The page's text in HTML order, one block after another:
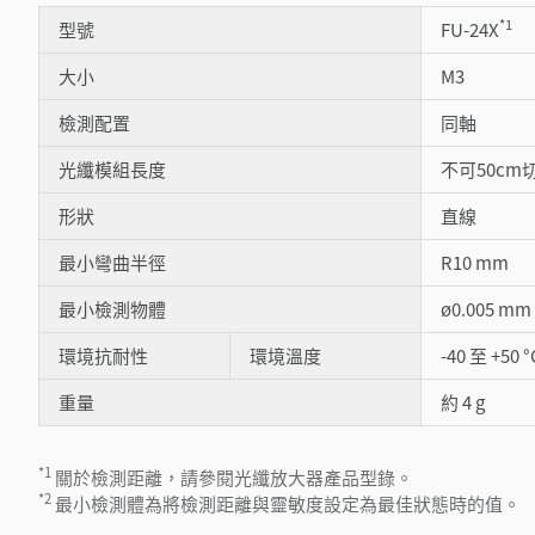
型號 FU-24X*1
大小
M3
檢測配置
同軸
光纖模組長度
不可50cm
形狀
直線
最小彎曲半徑
R10 mm
最小檢測物體
ø0.005 mm
環境抗耐性 環境溫度
-40 至 +50
重量
約 4 g
*1 關於檢測距離，請參閱光纖放大器產品型錄。
*2 最小檢測體為將檢測距離與靈敏度設定為最佳狀態時的值。